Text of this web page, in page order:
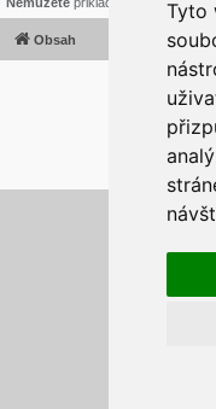
Tyto
Obsah
Založeno na